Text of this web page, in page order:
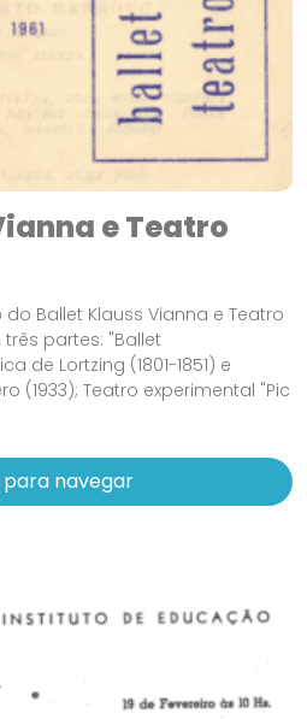
e Teatro
Ballet Klauss Vianna e Teatro
partes: "Ballet
de Lortzing (1801-1851) e
(1933); Teatro experimental "Pic
para navegar